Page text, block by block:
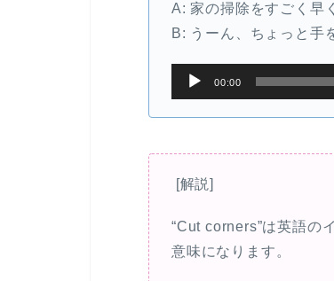
A: 家の掃除をすごく早
B: うーん、ちょっと手
声
ー
ー
00:00
[解説]
“Cut corners”は英語の
意味になります。